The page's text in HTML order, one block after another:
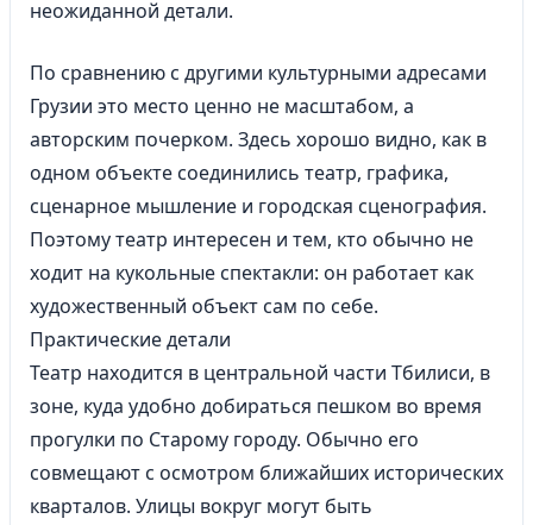
неожиданной детали.
По сравнению с другими культурными адресами
Грузии это место ценно не масштабом, а
авторским почерком. Здесь хорошо видно, как в
одном объекте соединились театр, графика,
сценарное мышление и городская сценография.
Поэтому театр интересен и тем, кто обычно не
ходит на кукольные спектакли: он работает как
художественный объект сам по себе.
Практические детали
Театр находится в центральной части Тбилиси, в
зоне, куда удобно добираться пешком во время
прогулки по Старому городу. Обычно его
совмещают с осмотром ближайших исторических
кварталов. Улицы вокруг могут быть